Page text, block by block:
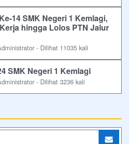
14 SMK Negeri 1 Kemlagi,
hingga Lolos PTN Jalur
- Dilihat 11035 kali
SMK Negeri 1 Kemlagi
- Dilihat 3236 kali